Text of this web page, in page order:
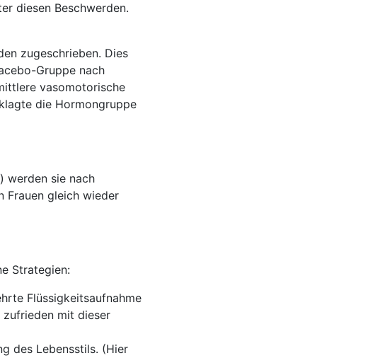
diesen Beschwerden.
zugeschrieben. Dies
Gruppe nach
vasomotorische
die Hormongruppe
werden sie nach
Frauen gleich wieder
Strategien:
Flüssigkeitsaufnahme
zufrieden mit dieser
des Lebensstils. (Hier